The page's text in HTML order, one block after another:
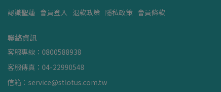
認識聖蓮 會員登入 退款政策 隱私政策 會員條款
聯絡資訊
客服專線：0800588938
客服傳真：04-22990548
信箱：service@stlotus.com.tw